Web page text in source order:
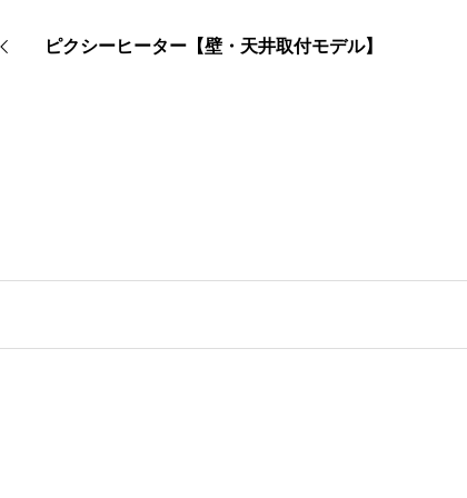
ピクシーヒーター【壁・天井取付モデル】